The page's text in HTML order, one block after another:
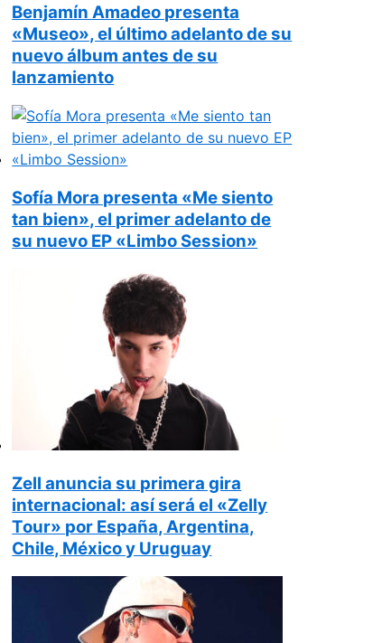
Benjamín Amadeo presenta
«Museo», el último adelanto de su
nuevo álbum antes de su
lanzamiento
Sofía Mora presenta «Me siento
tan bien», el primer adelanto de
su nuevo EP «Limbo Session»
Zell anuncia su primera gira
internacional: así será el «Zelly
Tour» por España, Argentina,
Chile, México y Uruguay